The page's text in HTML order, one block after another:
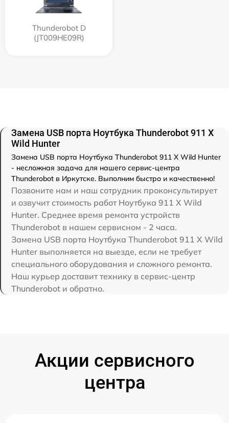
Thunderobot D
(JT009HE09R)
Замена USB порта Ноутбука Thunderobot 911 X
Wild Hunter
Замена USB порта Ноутбука Thunderobot 911 X Wild Hunter
- несложная задача для нашего сервис-центра
Thunderobot в Иркутске. Выполним быстро и качественно!
Позвоните нам и наш сотрудник проконсультирует
и озвучит стоимость работ Ноутбука 911 X Wild
Hunter. Среднее время ремонта устройств
Thunderobot в нашем сервисном - 2 часа.
Замена USB порта Ноутбука Thunderobot 911 X Wild
Hunter выполняется на выезде, если не требует
специального оборудования и сложного ремонта.
Наш курьер доставит технику в сервис-центр
Thunderobot и обратно.
Акции сервисного
центра